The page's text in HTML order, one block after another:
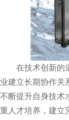
在技术创新的
业建立长期协作关
不断提升自身技术
重人才培养，建立